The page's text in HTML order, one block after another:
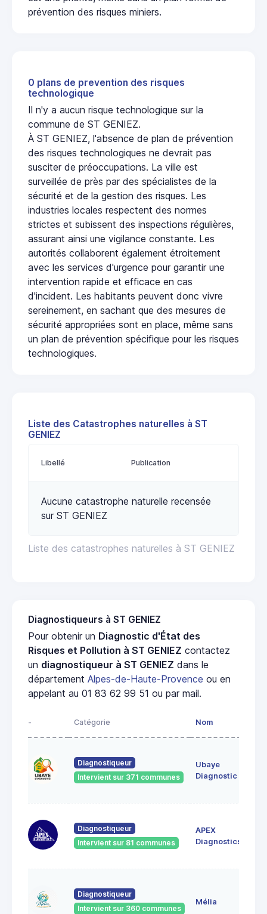
prévention des risques miniers.
0 plans de prevention des risques
technologique
Il n'y a aucun risque technologique sur la
commune de ST GENIEZ.
À ST GENIEZ, l'absence de plan de prévention
des risques technologiques ne devrait pas
susciter de préoccupations. La ville est
surveillée de près par des spécialistes de la
sécurité et de la gestion des risques. Les
industries locales respectent des normes
strictes et subissent des inspections régulières,
assurant ainsi une vigilance constante. Les
autorités collaborent également étroitement
avec les services d'urgence pour garantir une
intervention rapide et efficace en cas
d'incident. Les habitants peuvent donc vivre
sereinement, en sachant que des mesures de
sécurité appropriées sont en place, même sans
un plan de prévention spécifique pour les risques
technologiques.
Liste des Catastrophes naturelles à ST
GENIEZ
Liste des catastrophes naturelles à ST GENIEZ
Libellé Publication
Aucune catastrophe naturelle recensée
sur ST GENIEZ
Diagnostiqueurs à ST GENIEZ
Pour obtenir un Diagnostic d'État des
Risques et Pollution à ST GENIEZ contactez
un diagnostiqueur à ST GENIEZ dans le
département Alpes-de-Haute-Provence ou en
appelant au 01 83 62 99 51 ou par mail.
- Catégorie Nom
Diagnostiqueur
Intervient sur 371 communes
Ubaye
Diagnostic
Diagnostiqueur
Intervient sur 81 communes
APEX
Diagnostics
Diagnostiqueur
Intervient sur 360 communes
Mélia